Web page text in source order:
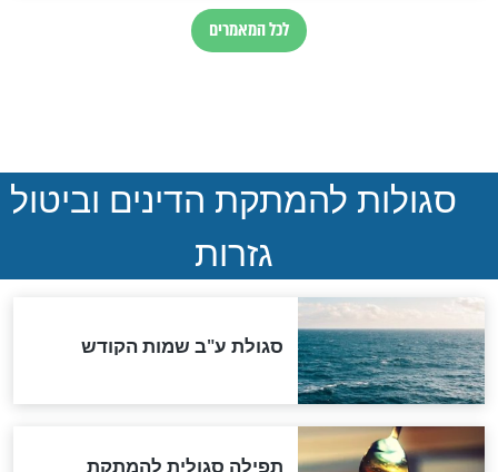
ההסכם החשאי של טראמפ
ואיראן: בלי שקיפות ועם הרבה
סימני שאלה
המסמך האבוד שנחשף
במרתפי מוסקבה: כתב היד
הנדיר של הרשב"ם התגלה
"מודה לקב"ה על כל השנים"